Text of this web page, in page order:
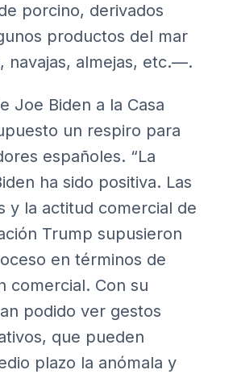
porcino, derivados
productos del mar
navajas, almejas, etc.—.
Joe Biden a la Casa
un respiro para
españoles. “La
ha sido positiva. Las
y la actitud comercial de
Trump supusieron
en términos de
comercial. Con su
podido ver gestos
que pueden
plazo la anómala y